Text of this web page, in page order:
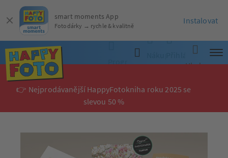
Přihlásit
Hledat
👉 Nejprodávanější HappyFotokniha roku 2025 se
slevou 50 %
smart moments App
Fotodárky → rychle & kvalitně
Instalovat